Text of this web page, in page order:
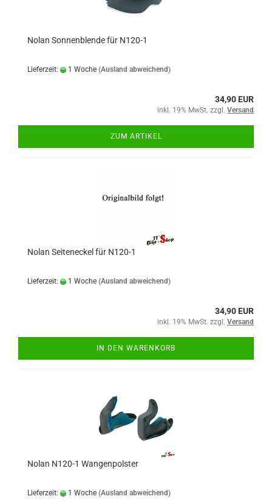
Nolan Sonnenblende für N120-1
Lieferzeit: 1 Woche (Ausland abweichend)
34,90 EUR
inkl. 19% MwSt. zzgl. Versand
ZUM ARTIKEL
Nolan Seiteneckel für N120-1
Lieferzeit: 1 Woche (Ausland abweichend)
34,90 EUR
inkl. 19% MwSt. zzgl. Versand
IN DEN WARENKORB
Nolan N120-1 Wangenpolster
Lieferzeit: 1 Woche (Ausland abweichend)